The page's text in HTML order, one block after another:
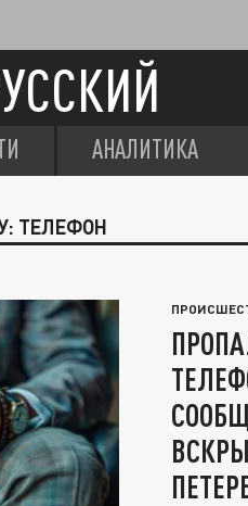
АНАЛИТИКА
ТЕЛЕФОН